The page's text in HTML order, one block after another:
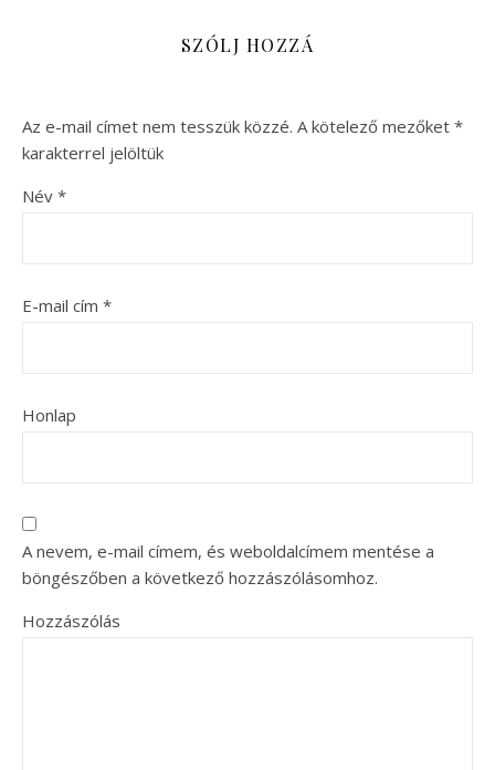
SZÓLJ HOZZÁ
Az e-mail címet nem tesszük közzé. A kötelező mezőket *
karakterrel jelöltük
Név *
E-mail cím *
Honlap
A nevem, e-mail címem, és weboldalcímem mentése a
böngészőben a következő hozzászólásomhoz.
Hozzászólás